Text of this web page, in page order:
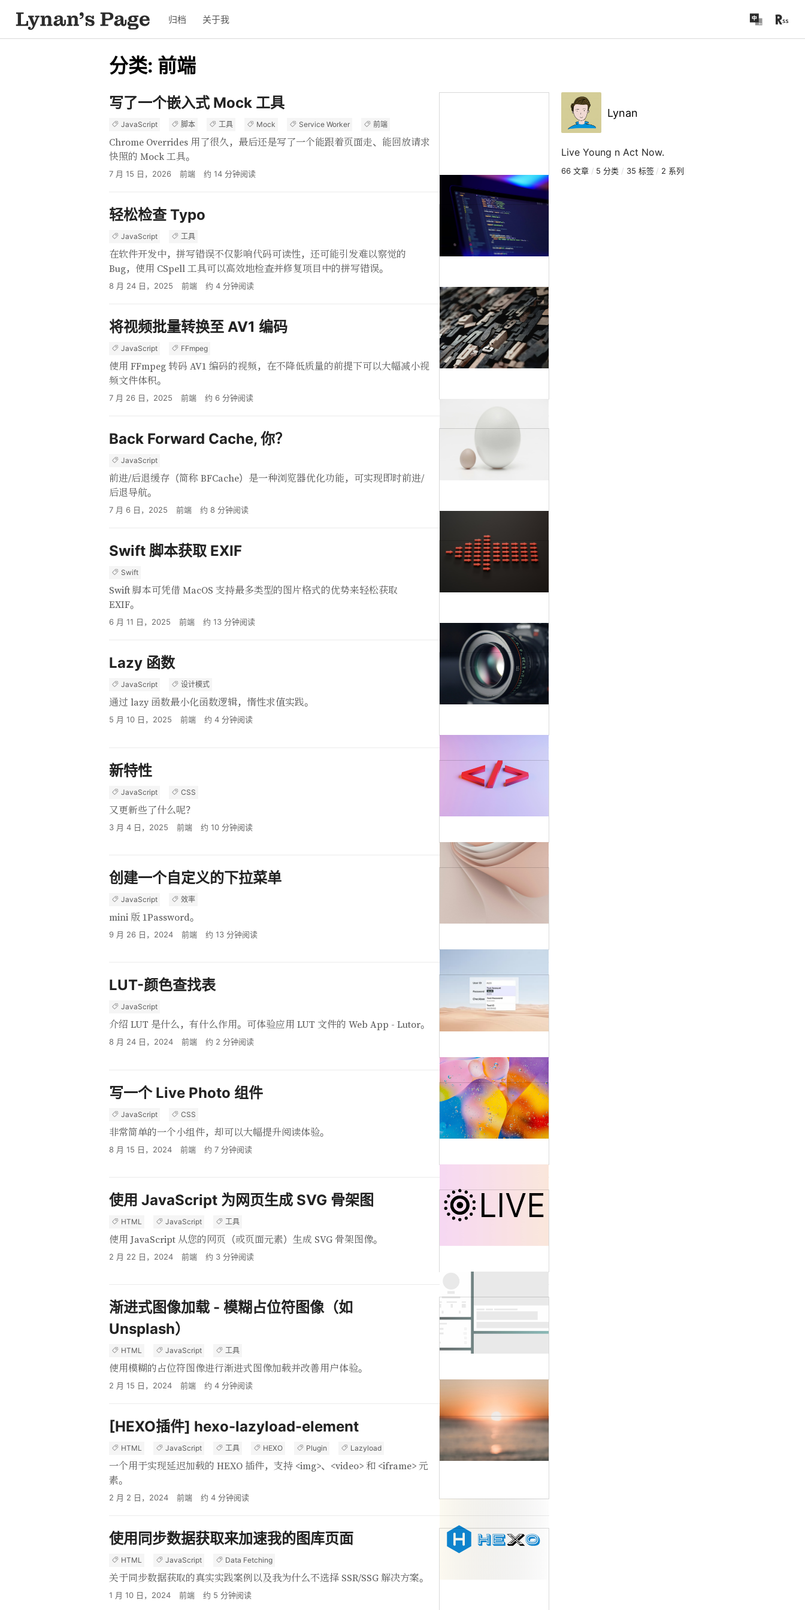
归档 关于我
分类: 前端
写了一个嵌入式 Mock 工具
JavaScript 脚本 工具 Mock Service Worker 前端
Chrome Overrides 用了很久，最后还是写了一个能跟着页面走、能回放请求
快照的 Mock 工具。
7 月 15 日，2026 前端 约 14 分钟阅读
轻松检查 Typo
JavaScript 工具
在软件开发中，拼写错误不仅影响代码可读性，还可能引发难以察觉的
Bug，使用 CSpell 工具可以高效地检查并修复项目中的拼写错误。
8 月 24 日，2025 前端 约 4 分钟阅读
将视频批量转换至 AV1 编码
JavaScript FFmpeg
使用 FFmpeg 转码 AV1 编码的视频，在不降低质量的前提下可以大幅减小视
频文件体积。
7 月 26 日，2025 前端 约 6 分钟阅读
Back Forward Cache, 你？
JavaScript
前进/后退缓存（简称 BFCache）是一种浏览器优化功能，可实现即时前进/
后退导航。
7 月 6 日，2025 前端 约 8 分钟阅读
Swift 脚本获取 EXIF
Swift
Swift 脚本可凭借 MacOS 支持最多类型的图片格式的优势来轻松获取
EXIF。
6 月 11 日，2025 前端 约 13 分钟阅读
Lazy 函数
JavaScript 设计模式
通过 lazy 函数最小化函数逻辑，惰性求值实践。
5 月 10 日，2025 前端 约 4 分钟阅读
新特性
JavaScript CSS
又更新些了什么呢？
3 月 4 日，2025 前端 约 10 分钟阅读
创建一个自定义的下拉菜单
JavaScript 效率
mini 版 1Password。
9 月 26 日，2024 前端 约 13 分钟阅读
LUT-颜色查找表
JavaScript
介绍 LUT 是什么，有什么作用。可体验应用 LUT 文件的 Web App - Lutor。
8 月 24 日，2024 前端 约 2 分钟阅读
写一个 Live Photo 组件
JavaScript CSS
非常简单的一个小组件，却可以大幅提升阅读体验。
8 月 15 日，2024 前端 约 7 分钟阅读
使用 JavaScript 为网页生成 SVG 骨架图
HTML JavaScript 工具
使用 JavaScript 从您的网页（或页面元素）生成 SVG 骨架图像。
2 月 22 日，2024 前端 约 3 分钟阅读
渐进式图像加载 - 模糊占位符图像（如
Unsplash）
HTML JavaScript 工具
使用模糊的占位符图像进行渐进式图像加载并改善用户体验。
2 月 15 日，2024 前端 约 4 分钟阅读
[HEXO插件] hexo-lazyload-element
HTML JavaScript 工具 HEXO Plugin Lazyload
一个用于实现延迟加载的 HEXO 插件，支持 <img>、<video> 和 <iframe> 元
素。
2 月 2 日，2024 前端 约 4 分钟阅读
使用同步数据获取来加速我的图库页面
HTML JavaScript Data Fetching
关于同步数据获取的真实实践案例以及我为什么不选择 SSR/SSG 解决方案。
1 月 10 日，2024 前端 约 5 分钟阅读
Lynan
Live Young n Act Now.
66 文章 / 5 分类 / 35 标签 / 2 系列